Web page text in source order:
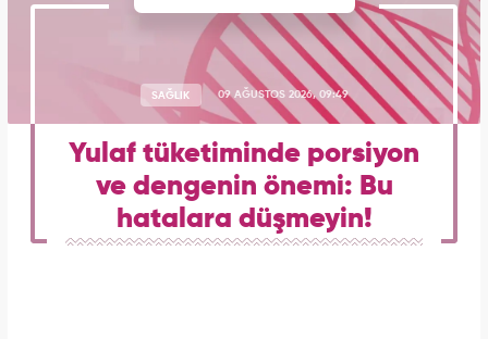
SAĞLIK 09 AĞUSTOS 2026, 09:49
Yulaf tüketiminde porsiyon
ve dengenin önemi: Bu
hatalara düşmeyin!